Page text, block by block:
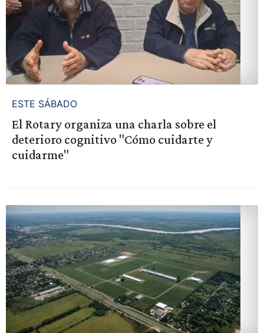
ESTE SÁBADO
El Rotary organiza una charla sobre el
deterioro cognitivo "Cómo cuidarte y
cuidarme"